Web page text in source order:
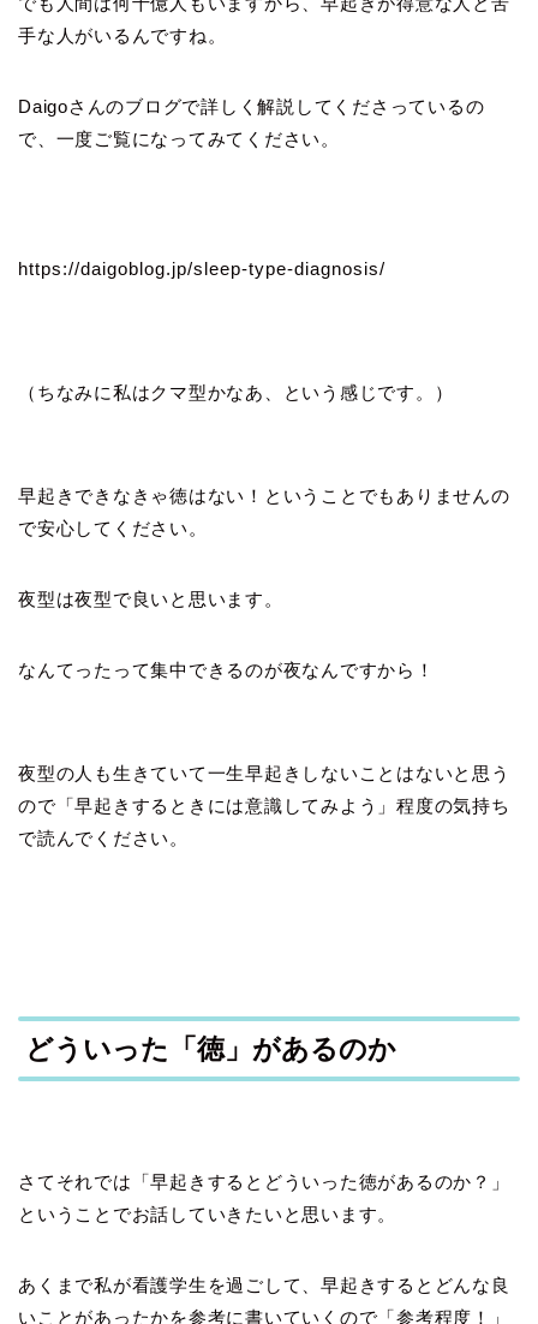
手な人がいるんですね。
Daigoさんのブログで詳しく解説してくださっているの
で、一度ご覧になってみてください。
https://daigoblog.jp/sleep-type-diagnosis/
（ちなみに私はクマ型かなあ、という感じです。）
早起きできなきゃ徳はない！ということでもありませんの
で安心してください。
夜型は夜型で良いと思います。
なんてったって集中できるのが夜なんですから！
夜型の人も生きていて一生早起きしないことはないと思う
ので「早起きするときには意識してみよう」程度の気持ち
で読んでください。
どういった「徳」があるのか
さてそれでは「早起きするとどういった徳があるのか？」
ということでお話していきたいと思います。
あくまで私が看護学生を過ごして、早起きするとどんな良
いことがあったかを参考に書いていくので「参考程度！」